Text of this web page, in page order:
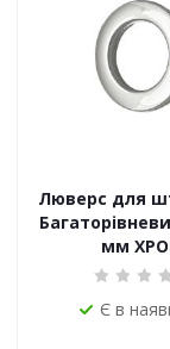
Люверс для
мм
Є в